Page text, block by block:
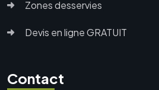
Zones desservies
Devis en ligne GRATUIT
Contact